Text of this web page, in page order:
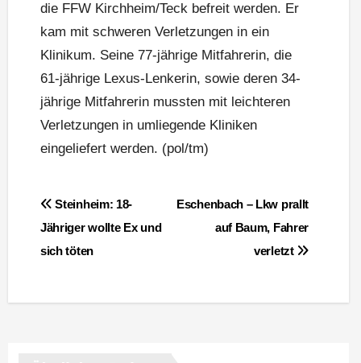
die FFW Kirchheim/Teck befreit werden. Er
kam mit schweren Verletzungen in ein
Klinikum. Seine 77-jährige Mitfahrerin, die
61-jährige Lexus-Lenkerin, sowie deren 34-
jährige Mitfahrerin mussten mit leichteren
Verletzungen in umliegende Kliniken
eingeliefert werden. (pol/tm)
BeitragsnavigationEschenbach – Lkw prallt
auf Baum, Fahrer
verletzt
Steinheim: 18-
Jähriger wollte Ex und
sich töten